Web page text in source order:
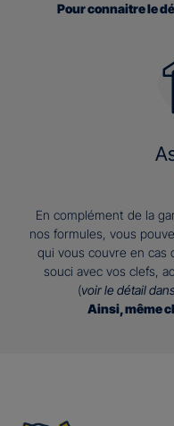
Pour connaitre le
En complément de la
nos formules, vous
qui vous couvre en cas
souci avec vos clefs,
(voir le détail
Ainsi, même